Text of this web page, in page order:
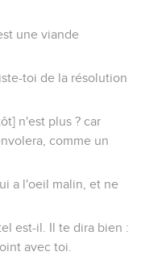
une viande
toi de la résolution
n'est plus ? car
comme un
a l'oeil malin, et ne
est-il. Il te dira bien :
avec toi.